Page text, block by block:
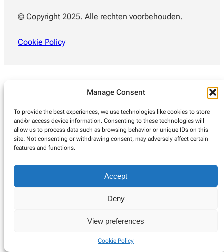
Manage Consent
To provide the best experiences, we use technologies like cookies to store
and/or access device information. Consenting to these technologies will
allow us to process data such as browsing behavior or unique IDs on this
site. Not consenting or withdrawing consent, may adversely affect certain
features and functions.
Accept
Deny
View preferences
Cookie Policy
© Copyright 2025. Alle rechten voorbehouden.
Cookie Policy